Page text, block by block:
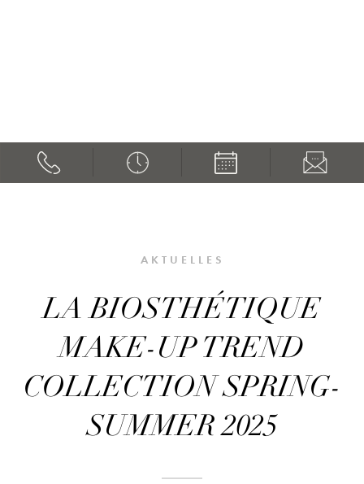
AKTUELLES
LA BIOSTHÉTIQUE
MAKE-UP TREND
COLLECTION SPRING-
SUMMER 2025